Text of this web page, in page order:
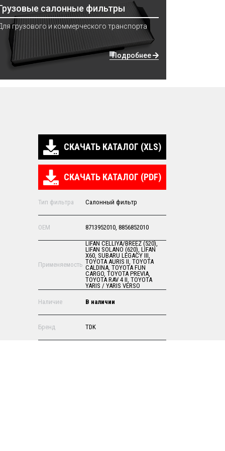
салонные фильтры
грузового и коммерческого транспорта
Подробнее
СКАЧАТЬ КАТАЛОГ (XLS)
СКАЧАТЬ КАТАЛОГ (PDF)
Тип фильтра Салонный фильтр
OEM 8713952010, 8856852010
Применяемость
LIFAN CELLIYA/BREEZ (520),
LIFAN SOLANO (620), LIFAN
X60, SUBARU LEGACY III,
TOYOTA AURIS II, TOYOTA
CALDINA, TOYOTA FUN
CARGO, TOYOTA PREVIA,
TOYOTA RAV 4 II, TOYOTA
YARIS / YARIS VERSO
Наличие В наличии
Бренд TDK